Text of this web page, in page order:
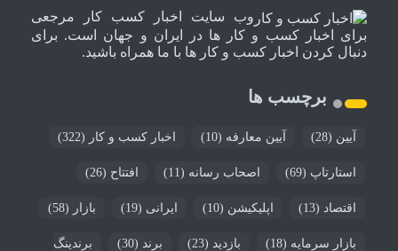
وب سایت اخبار کسب کار مرجعی
برای اخبار کسب و کار ها در ایران و جهان است. برای
دنبال کردن اخبار کسب و کار ها با ما همراه باشید.
برچسب ها
آیین (28) آیین معارفه (10) اخبار کسب و کار (322)
استارتاپ (69) اصحاب رسانه (11) افتتاح (26)
اقتصاد (13) اپلیکیشن (10) ایرانی (19) بازار (58)
بازار سرمایه (18) بازدید (23) برند (30) برندینگ